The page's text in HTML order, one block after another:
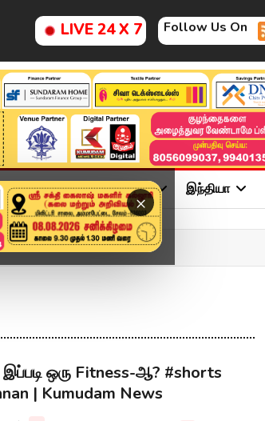
LIVE 24 X 7 Follow Us On
×
அரசியல் விளையாட்டு இந்தியா
இப்படி ஒரு Fitness-ஆ? #shorts
| Kumudam News